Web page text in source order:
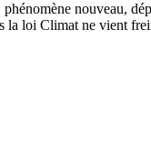
nouveau,
la loi Climat ne vient